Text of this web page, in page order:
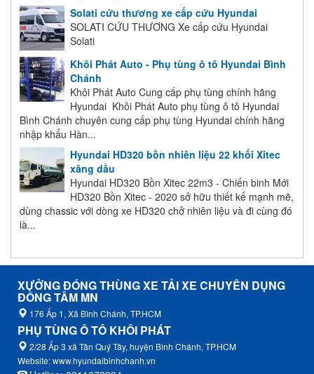
Solati cứu thương xe cấp cứu Hyundai
SOLATI CỨU THƯƠNG Xe cấp cứu Hyundai
Solati
Khôi Phát Auto - Phụ tùng ô tô Hyundai Bình
Chánh
Khôi Phát Auto Cung cấp phụ tùng chính hãng
Hyundai Khôi Phát Auto phụ tùng ô tô Hyundai
Bình Chánh chuyên cung cấp phụ tùng Hyundai chính hãng
nhập khẩu Hàn...
Hyundai HD320 bồn nhiên liệu 22 khối Xitec
xăng dầu
Hyundai HD320 Bồn Xitec 22m3 - Chiến binh Mới
HD320 Bồn Xitec - 2020 sở hữu thiết kế mạnh mẽ,
dùng chassic với dòng xe HD320 chở nhiên liệu và đi cùng đó
là...
XƯỞNG ĐÓNG THÙNG XE TẢI XE CHUYÊN DỤNG
ĐỒNG TÂM MN
176 Ấp 1, Xã Bình Chánh, TP.HCM
PHỤ TÙNG Ô TÔ KHÔI PHÁT
2/28 Ấp 3 xã Tân Quý Tây, huyện Bình Chánh, TP.HCM
Website: www.hyundaibinhchanh.vn